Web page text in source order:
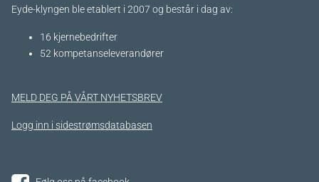
Eyde-klyngen ble etablert i 2007 og består i dag av:
16 kjernebedrifter​
52 kompetanseleverandører
MELD DEG PÅ VÅRT NYHETSBREV
Logg inn i sidestrømsdatabasen